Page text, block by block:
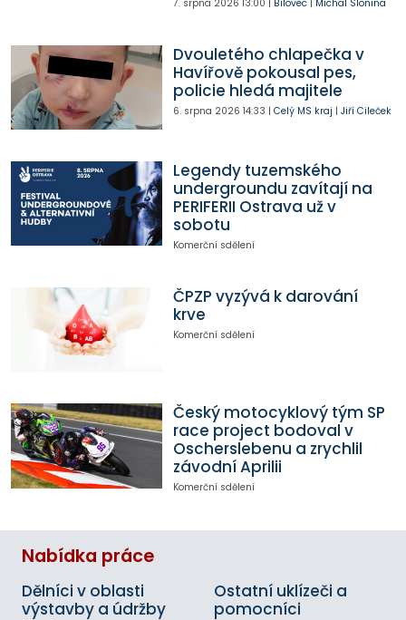
7. srpna 2026 13:00 Bílovec| Michal Slonina
Dvouletého chlapečka v
Havířově pokousal pes,
policie hledá majitele
6. srpna 2026 14:33 | Celý MS kraj | Jiří Cileček
Legendy tuzemského
undergroundu zavítají na
PERIFERII Ostrava už v
sobotu
Komerční sdělení
ČPZP vyzývá k darování
krve
Komerční sdělení
Český motocyklový tým SP
race project bodoval v
Oscherslebenu a zrychlil
závodní Aprilii
Komerční sdělení
Nabídka práce
Dělníci v oblasti
výstavby a údržby
Ostatní uklízeči a
pomocníci